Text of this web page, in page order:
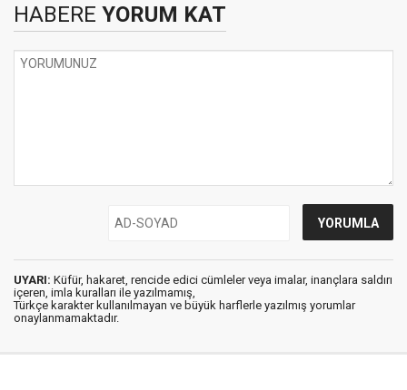
HABERE YORUM KAT
UYARI: Küfür, hakaret, rencide edici cümleler veya imalar, inançlara saldırı
içeren, imla kuralları ile yazılmamış,
Türkçe karakter kullanılmayan ve büyük harflerle yazılmış yorumlar
onaylanmamaktadır.